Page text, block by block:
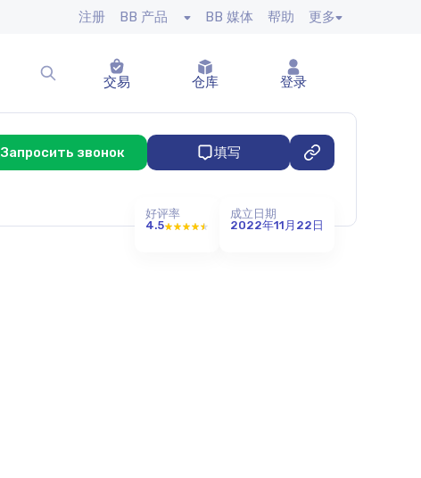
注册 BB 产品 BB 媒体 帮助 更多
交易
仓库 登录
Запросить звонок 填写
好评率
4.5
成立日期
2022年11月22日